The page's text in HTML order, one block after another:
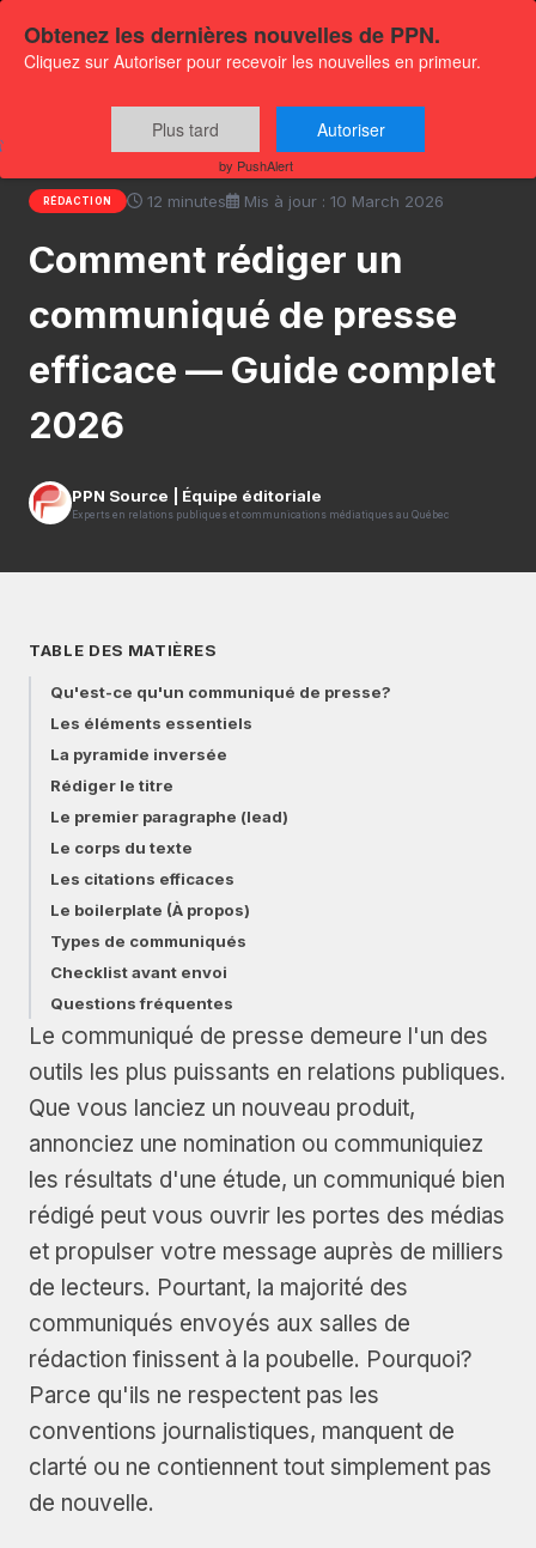
Centre de ressources
Comment rédiger un
communiqué de presse efficace — Guide complet 2026
RÉDACTION 12 minutes Mis à jour : 10 March 2026
Comment rédiger un
communiqué de presse
efficace — Guide complet
2026
PPN Source | Équipe éditoriale
Experts en relations publiques et communications médiatiques au Québec
TABLE DES MATIÈRES
Qu'est-ce qu'un communiqué de presse?
Les éléments essentiels
La pyramide inversée
Rédiger le titre
Le premier paragraphe (lead)
Le corps du texte
Les citations efficaces
Le boilerplate (À propos)
Types de communiqués
Checklist avant envoi
Questions fréquentes
Le communiqué de presse demeure l'un des
outils les plus puissants en relations publiques.
Que vous lanciez un nouveau produit,
annonciez une nomination ou communiquiez
les résultats d'une étude, un communiqué bien
rédigé peut vous ouvrir les portes des médias
et propulser votre message auprès de milliers
de lecteurs. Pourtant, la majorité des
communiqués envoyés aux salles de
rédaction finissent à la poubelle. Pourquoi?
Parce qu'ils ne respectent pas les
conventions journalistiques, manquent de
clarté ou ne contiennent tout simplement pas
de nouvelle.
Obtenez les dernières nouvelles de PPN.
Cliquez sur Autoriser pour recevoir les nouvelles en primeur.
Plus tard Autoriser
by PushAlert